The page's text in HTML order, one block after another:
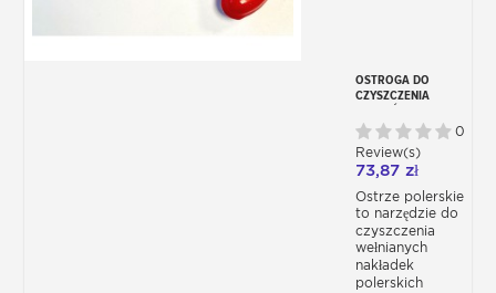
OSTROGA DO
CZYSZCZENIA
POLERSKICH Z
OWCZEJ SKÓRY
0
Review(s)
73,87 zł
Ostrze polerskie
to narzędzie do
czyszczenia
wełnianych
nakładek
polerskich